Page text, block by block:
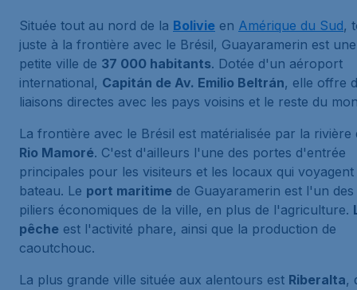
Située tout au nord de la Bolivie en Amérique du Sud,
juste à la frontière avec le Brésil, Guayaramerin est une
petite ville de 37 000 habitants. Dotée d'un aéroport
international, Capitán de Av. Emilio Beltrán, elle offre
liaisons directes avec les pays voisins et le reste du
La frontière avec le Brésil est matérialisée par la rivière
Rio Mamoré. C'est d'ailleurs l'une des portes d'entrée
principales pour les visiteurs et les locaux qui voyagent
bateau. Le port maritime de Guayaramerin est l'un des
piliers économiques de la ville, en plus de l'agriculture.
pêche est l'activité phare, ainsi que la production de
caoutchouc.
La plus grande ville située aux alentours est Riberalta,